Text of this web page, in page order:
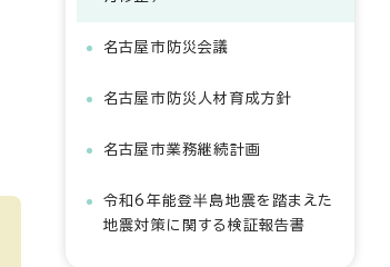
名古屋市防災会議
名古屋市防災人材育成方針
名古屋市業務継続計画
令和6年能登半島地震を踏まえた
地震対策に関する検証報告書